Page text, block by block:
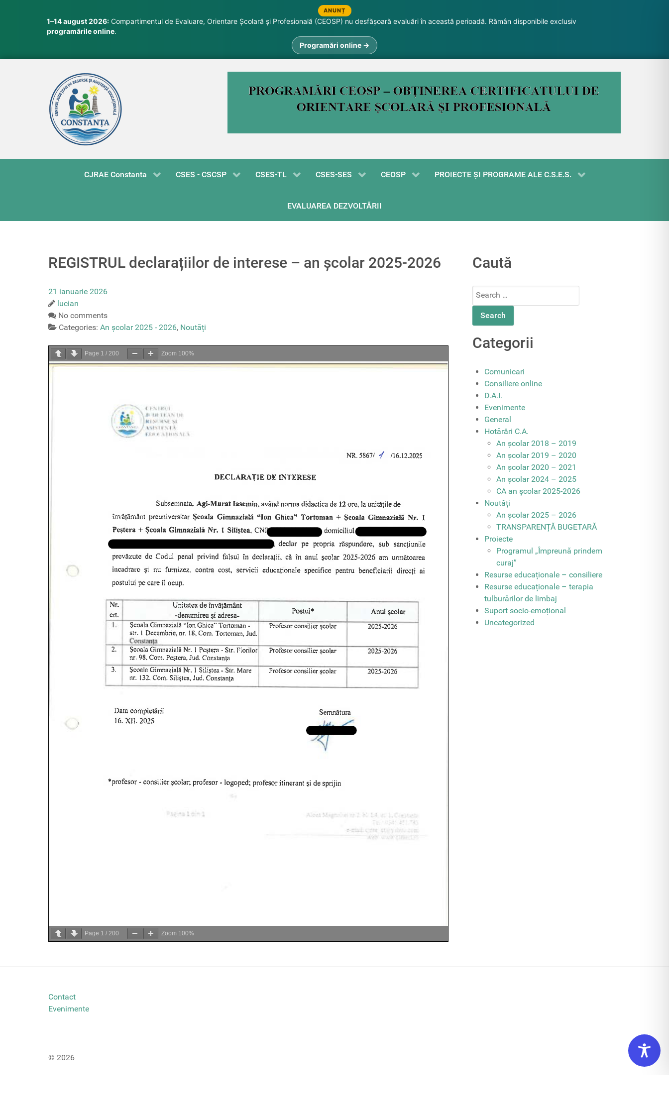
ANUNȚ
1–14 august 2026: Compartimentul de Evaluare, Orientare Școlară și Profesională (CEOSP) nu desfășoară evaluări în această perioadă. Rămân disponibile exclusiv
programările online.
Programări online →
CJRAE Constanta CSES - CSCSP CSES-TL CSES-SES CEOSP PROIECTE ŞI PROGRAME ALE C.S.E.S.
EVALUAREA DEZVOLTĂRII
REGISTRUL declarațiilor de interese – an școlar 2025-2026
21 ianuarie 2026
lucian
No comments
Categories: An școlar 2025 - 2026, Noutăți
Page 1 / 200 Zoom 100%
Page 1 / 200 Zoom 100%
Caută
Search
Categorii
Comunicari
Consiliere online
D.A.I.
Evenimente
General
Hotărâri C.A.
An școlar 2018 – 2019
An școlar 2019 – 2020
An școlar 2020 – 2021
An școlar 2024 – 2025
CA an școlar 2025-2026
Noutăți
An școlar 2025 – 2026
TRANSPARENȚĂ BUGETARĂ
Proiecte
Programul „Împreună prindem
curaj”
Resurse educaționale – consiliere
Resurse educaționale – terapia
tulburărilor de limbaj
Suport socio-emoțional
Uncategorized
Contact
Evenimente
© 2026